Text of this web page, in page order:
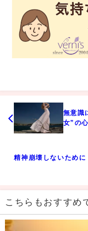
無意識
女”の
精神崩壊しないため
こちらもおすすめ